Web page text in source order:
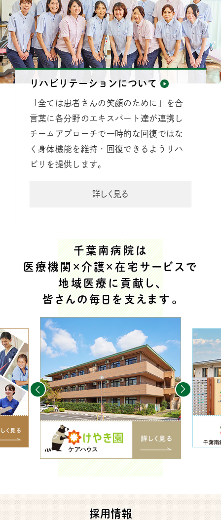
リハビリテーションについて
「全ては患者さんの笑顔のために」を合
言葉に各分野のエキスパート達が連携し
チームアプローチで一時的な回復ではな
く身体機能を維持・回復できるようリハ
ビリを提供します。
詳しく見る
千葉南病院は
医療機関×介護×在宅サービスで
地域医療に貢献し、
皆さんの毎日を支えます。
採用情報